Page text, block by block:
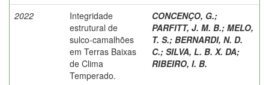
2022
Integridade
estrutural de
sulco-camalhões
em Terras Baixas
de Clima
Temperado.
CONCENÇO, G.;
PARFITT, J. M. B.; MELO,
T. S.; BERNARDI, N. D.
C.; SILVA, L. B. X. DA;
RIBEIRO, I. B.